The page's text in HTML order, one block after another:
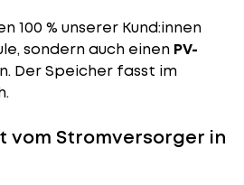
100 % unserer Kund:innen
sondern auch einen PV-
Der Speicher fasst im
vom Stromversorger in